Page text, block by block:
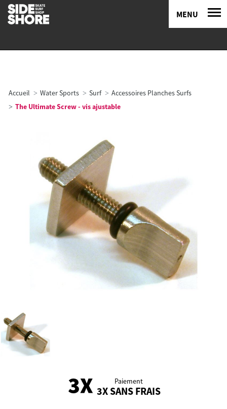
MENU
Accueil Water Sports Surf
Accessoires Planches Surfs
The Ultimate Screw - vis ajustable
Paiement
3X SANS FRAIS